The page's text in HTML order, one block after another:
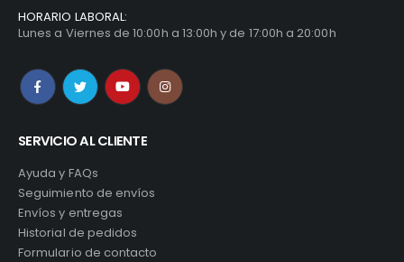
HORARIO LABORAL:
Lunes a Viernes de 10:00h a 13:00h y de 17:00h a 20:00h
SERVICIO AL CLIENTE
Ayuda y FAQs
Seguimiento de envíos
Envíos y entregas
Historial de pedidos
Formulario de contacto